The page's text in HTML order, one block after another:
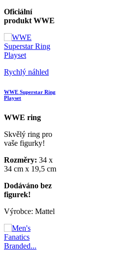
Oficiální
produkt WWE
Rychlý náhled
WWE Superstar Ring
Playset
WWE ring
Skvělý ring pro
vaše figurky!
Rozměry: 34 x
34 cm x 19,5 cm
Dodáváno bez
figurek!
Výrobce: Mattel